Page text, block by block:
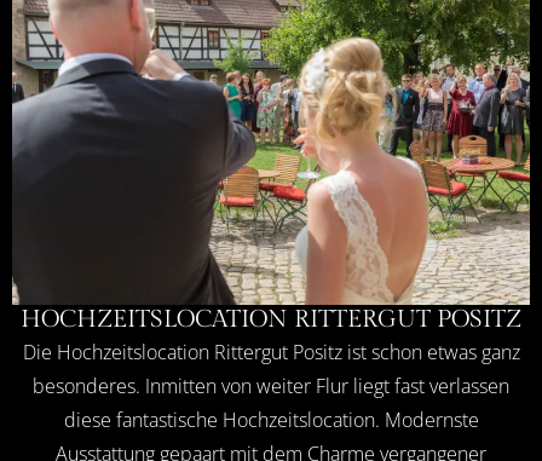
HOCHZEITSLOCATION RITTERGUT POSITZ
Die Hochzeitslocation Rittergut Positz ist schon etwas ganz
besonderes. Inmitten von weiter Flur liegt fast verlassen
diese fantastische Hochzeitslocation. Modernste
Ausstattung gepaart mit dem Charme vergangener